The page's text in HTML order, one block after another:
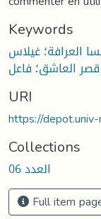
Keywords
العرافة؛ غيلاس
العاشق؛ فاعل
URI
https://
Collections
العدد 06
Full item